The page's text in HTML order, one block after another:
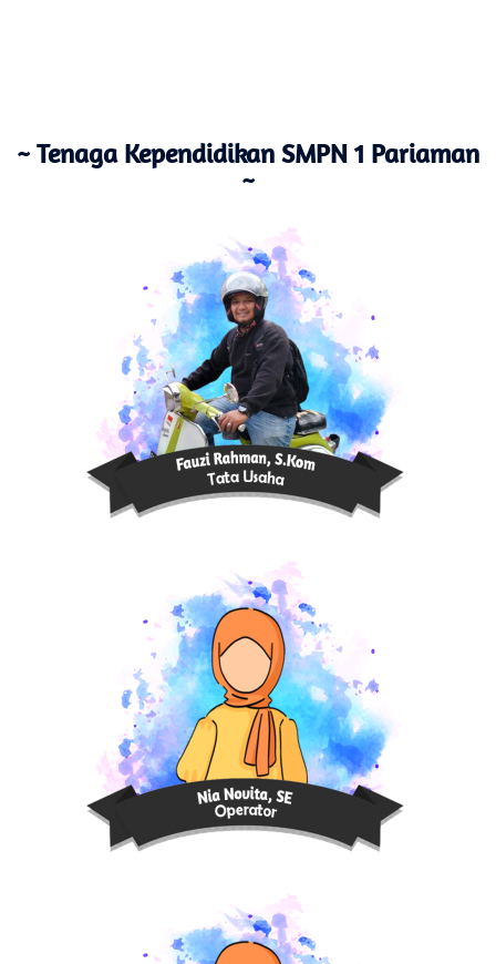
~ Tenaga Kependidikan SMPN 1 Pariaman
~